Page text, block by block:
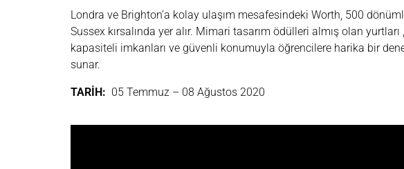
Londra ve Brighton’a kolay ulaşım mesafesindeki Worth, 500
Sussex kırsalında yer alır. Mimari tasarım ödülleri almış olan yurtları
kapasiteli imkanları ve güvenli konumuyla öğrencilere harika bir
sunar.
TARİH: 05 Temmuz – 08 Ağustos 2020